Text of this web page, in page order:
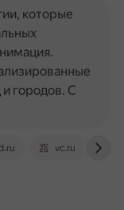
vc.ru
которые
городов. С